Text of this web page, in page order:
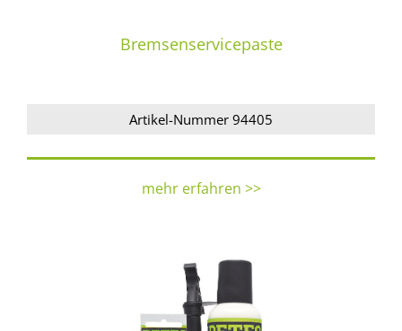
Bremsenservicepaste
Artikel-Nummer 94405
mehr erfahren >>